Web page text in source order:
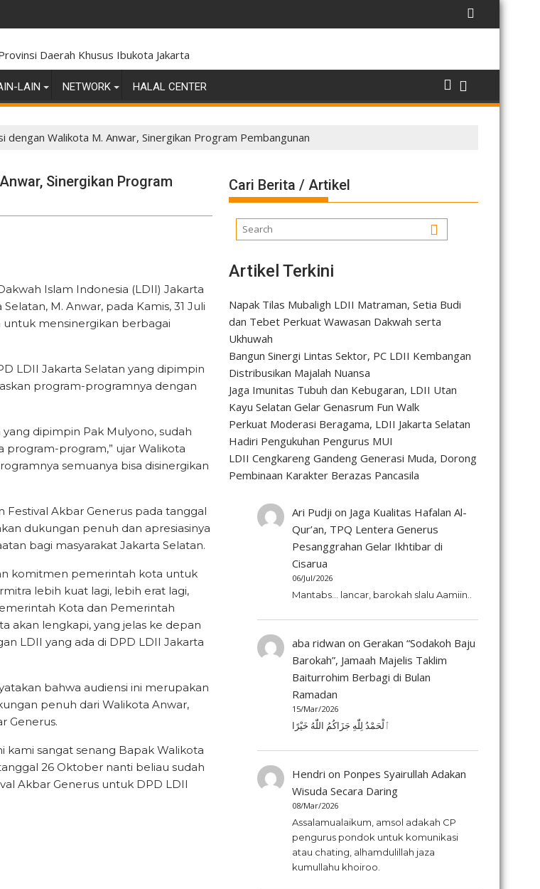
LAIN NETWORK HALAL CENTER
dengan Walikota M. Anwar, Sinergikan Program Pembangunan
Sinergikan Program
Islam Indonesia (LDII) Jakarta
M. Anwar, pada Kamis, 31 Juli
untuk mensinergikan berbagai
LDII Jakarta Selatan yang dipimpin
program-programnya dengan
yang dipimpin Pak Mulyono, sudah
program-program,” ujar Walikota
semuanya bisa disinergikan
Akbar Generus pada tanggal
dukungan penuh dan apresiasinya
bagi masyarakat Jakarta Selatan.
komitmen pemerintah kota untuk
lebih kuat lagi, lebih erat lagi,
Kota dan Pemerintah
akan lengkapi, yang jelas ke depan
LDII yang ada di DPD LDII Jakarta
bahwa audiensi ini merupakan
penuh dari Walikota Anwar,
Generus.
sangat senang Bapak Walikota
26 Oktober nanti beliau sudah
Akbar Generus untuk DPD LDII
Cari Berita / Artikel
Artikel Terkini
Napak Tilas Mubaligh LDII Matraman, Setia Budi
dan Tebet Perkuat Wawasan Dakwah serta
Ukhuwah
Bangun Sinergi Lintas Sektor, PC LDII Kembangan
Distribusikan Majalah Nuansa
Jaga Imunitas Tubuh dan Kebugaran, LDII Utan
Kayu Selatan Gelar Genasrum Fun Walk
Perkuat Moderasi Beragama, LDII Jakarta Selatan
Hadiri Pengukuhan Pengurus MUI
LDII Cengkareng Gandeng Generasi Muda, Dorong
Pembinaan Karakter Berazas Pancasila
Ari Pudji on Jaga Kualitas Hafalan Al-
Qur’an, TPQ Lentera Generus
Pesanggrahan Gelar Ikhtibar di
Cisarua
06/Jul/2026
Mantabs... lancar, barokah slalu Aamiin..
aba ridwan on Gerakan “Sodakoh Baju
Barokah”, Jamaah Majelis Taklim
Baiturrohim Berbagi di Bulan
Ramadan
15/Mar/2026
ٱلْحَمْدُ لِلّٰهِ جَزَاكُمُ اللّٰهُ خَيْرًا
Hendri on Ponpes Syairullah Adakan
Wisuda Secara Daring
08/Mar/2026
Assalamualaikum, amsol adakah CP
pengurus pondok untuk komunikasi
atau chating, alhamdulillah jaza
kumullahu khoiroo.